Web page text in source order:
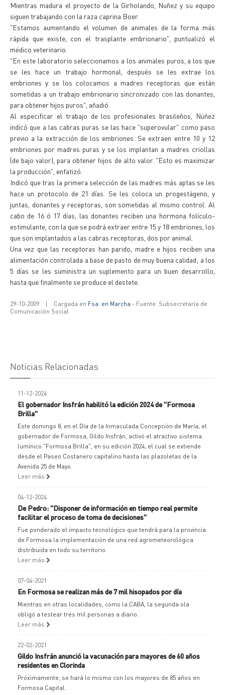
Mientras madura el proyecto de la Girholando, Nuñez y su equipo
siguen trabajando con la raza caprina Boer.
"Estamos aumentando el volumen de animales de la forma más
rápida que existe, con el trasplante embrionario", puntualizó el
médico veterinario.
"En este laboratorio seleccionamos a los animales puros, a los que
se les hace un trabajo hormonal, después se les extrae los
embriones y se los colocamos a madres receptoras que están
sometidas a un trabajo embrionario sincronizado con las donantes,
para obtener hijos puros", añadió.
Al especificar el trabajo de los profesionales brasileños, Núñez
indicó que a las cabras puras se las hace "superovular" como paso
previo a la extracción de los embriones. Se extraen entre 10 y 12
embriones por madres puras y se los implantan a madres criollas
(de bajo valor), para obtener hijos de alto valor. "Esto es maximizar
la producción", enfatizó.
Indicó que tras la primera selección de las madres más aptas se les
hace un protocolo de 21 días. Se les coloca un progestágeno, y
juntas, donantes y receptoras, son sometidas al mismo control. Al
cabo de 16 ó 17 días, las donantes reciben una hormona folículo-
estimulante, con la que se podrá extraer entre 15 y 18 embriones, los
que son implantados a las cabras receptoras, dos por animal.
Una vez que las receptoras han parido, madre e hijos reciben una
alimentación controlada a base de pasto de muy buena calidad; a los
5 días se les suministra un suplemento para un buen desarrollo,
hasta que finalmente se produce el destete.
29-10-2009 | Cargada en Fsa. en Marcha - Fuente: Subsecretaría de
Comunicación Social
Noticias Relacionadas
11-12-2024
El gobernador Insfrán habilitó la edición 2024 de "Formosa
Brilla"
Este domingo 8, en el Día de la Inmaculada Concepción de María, el
gobernador de Formosa, Gildo Insfrán, activó el atractivo sistema
lumínico "Formosa Brilla", en su edición 2024, el cual se extiende
desde el Paseo Costanero capitalino hasta las plazoletas de la
Avenida 25 de Mayo.
Leer más
04-12-2024
De Pedro: "Disponer de información en tiempo real permite
facilitar el proceso de toma de decisiones"
Fue ponderado el impacto tecnológico que tendrá para la provincia
de Formosa la implementación de una red agrometeorológica
distribuida en todo su territorio.
Leer más
07-04-2021
En Formosa se realizan más de 7 mil hisopados por día
Mientras en otras localidades, como la CABA, la segunda ola
obligó a testear tres mil personas a diario.
Leer más
22-02-2021
Gildo Insfrán anunció la vacunación para mayores de 60 años
residentes en Clorinda
Próximamente, se hará lo mismo con los mayores de 85 años en
Formosa Capital.